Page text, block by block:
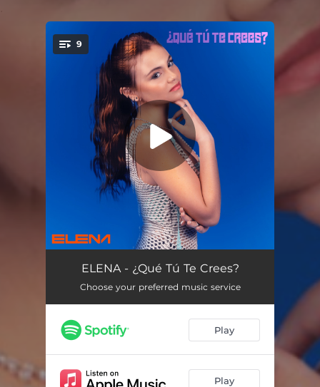
You're all set!
9
No Lo Diré 02:48
Hasta Cuando No Estás 03:54
B-GN 03:09
Se Fue De Moda
ELENA - ¿Qué Tú Te Crees?
Choose your preferred music service
Play
Play